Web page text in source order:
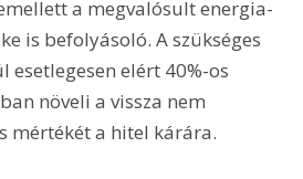
a megvalósult energia-
is befolyásoló. A szükséges
esetlegesen elért 40%-os
növeli a vissza nem
mértékét a hitel kárára.